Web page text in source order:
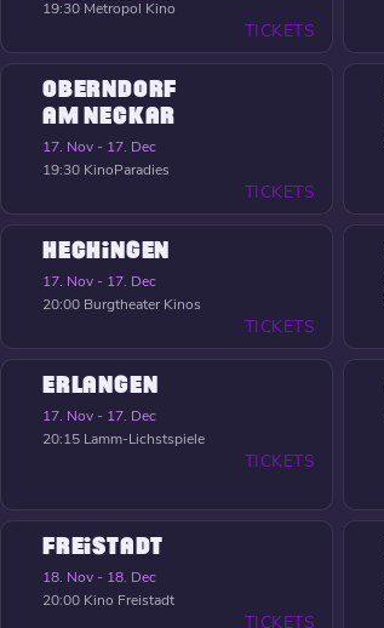
19:30 Metropol Kino
TICKETS
OBERNDORF
AM NECKAR
17. Nov - 17. Dec
19:30 KinoParadies
TICKETS
HECHINGEN
17. Nov - 17. Dec
20:00 Burgtheater Kinos
TICKETS
ERLANGEN
17. Nov - 17. Dec
20:15 Lamm-Lichstspiele
TICKETS
FREISTADT
18. Nov - 18. Dec
20:00 Kino Freistadt
TICKETS